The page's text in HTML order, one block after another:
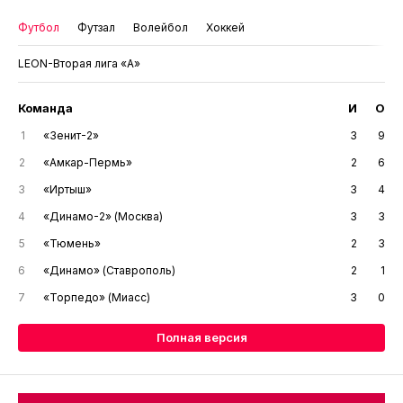
Футбол Футзал Волейбол Хоккей
LEON-Вторая лига «А»
Команда И О
1 «Зенит-2» 3
9
2
«Амкар-Пермь» 2
6
3
«Иртыш» 3
4
4
«Динамо-2» (Москва) 3
3
5
«Тюмень» 2
3
6
«Динамо» (Ставрополь) 2
1
7
«Торпедо» (Миасс) 3 0
Полная версия